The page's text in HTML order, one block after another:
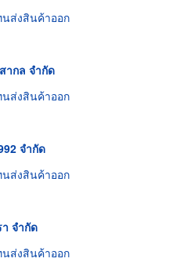
ส่งสินค้าออก
ากล จำกัด
ส่งสินค้าออก
จำกัด
ส่งสินค้าออก
จำกัด
ส่งสินค้าออก